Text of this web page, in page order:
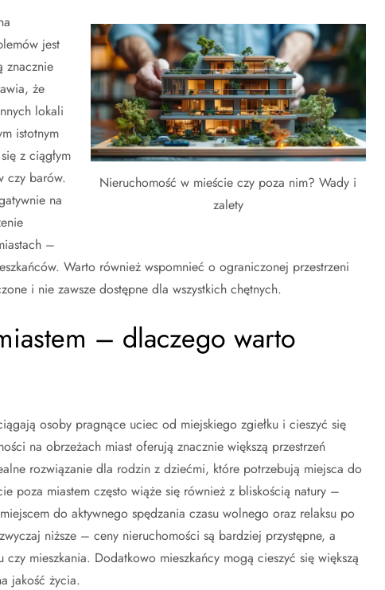
Nieruchomość w mieście czy poza nim? Wady i
zalety
jest
znacznie
że
lokali
istotnym
z ciągłym
czy barów.
na
–
Warto również wspomnieć o ograniczonej przestrzeni
i nie zawsze dostępne dla wszystkich chętnych.
– dlaczego warto
osoby pragnące uciec od miejskiego zgiełku i cieszyć się
na obrzeżach miast oferują znacznie większą przestrzeń
rozwiązanie dla rodzin z dziećmi, które potrzebują miejsca do
poza miastem często wiąże się również z bliskością natury –
do aktywnego spędzania czasu wolnego oraz relaksu po
niższe – ceny nieruchomości są bardziej przystępne, a
mieszkania. Dodatkowo mieszkańcy mogą cieszyć się większą
jakość życia.